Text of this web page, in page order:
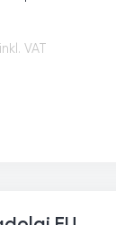
inkl. VAT